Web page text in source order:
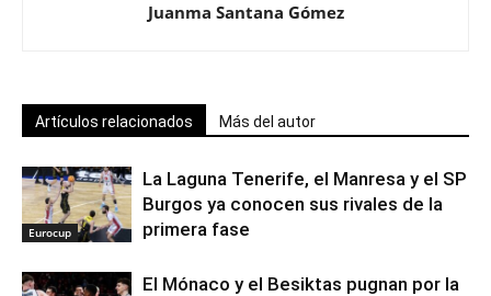
Juanma Santana Gómez
Artículos relacionados Más del autor
Eurocup
La Laguna Tenerife, el Manresa y el SP
Burgos ya conocen sus rivales de la
primera fase
El Mónaco y el Besiktas pugnan por la